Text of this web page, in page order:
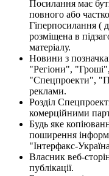
Посилання має
повного або
Гіперпосилання (
розміщена в
матеріалу.
Новини з
"Регіони",
"Спецпроекти",
реклами.
Розділ
комерційними
Будь яке
поширення
"Інтерфакс-
Власник веб-
публікації.